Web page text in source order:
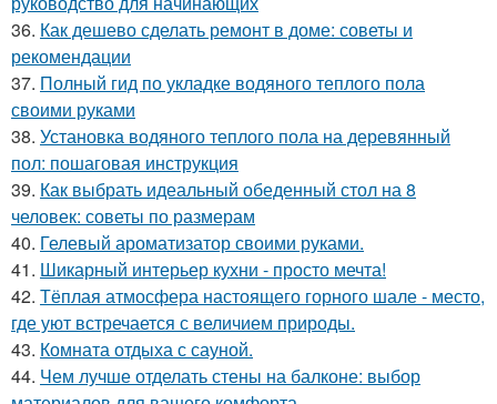
36. Как дешево сделать ремонт в доме: советы и
рекомендации
37. Полный гид по укладке водяного теплого пола
своими руками
38. Установка водяного теплого пола на деревянный
пол: пошаговая инструкция
39. Как выбрать идеальный обеденный стол на 8
человек: советы по размерам
40. Гелевый ароматизатор своими руками.
41. Шикарный интерьер кухни - просто мечта!
42. Тёплая атмосфера настоящего горного шале - место,
где уют встречается с величием природы.
43. Комната отдыха с сауной.
44. Чем лучше отделать стены на балконе: выбор